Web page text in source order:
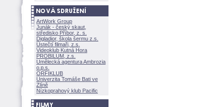
ArtWork Group
Junák - český skaut,
středisko Příbor, z. s.
Digladior, škola šermu z.s.
Ústečtí filmaři, z.s.
Videoklub Kutná Hora
PROBILUM, z.s.
Umělecká agentura Ambrozia
o.p.s.
ORFIKLUB
Univerzita Tomáše Bati ve
Zlíně
Nízkoprahový klub Pacific